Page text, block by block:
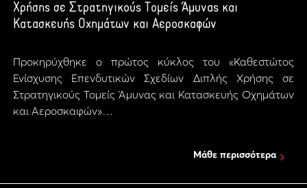
Χρήσης σε Στρατηγικούς Τομείς Άμυνας και
Κατασκευής Οχημάτων και Αεροσκαφών
Προκηρύχθηκε ο πρώτος κύκλος του «Καθεστώτος
Ενίσχυσης Επενδυτικών Σχεδίων Διπλής Χρήσης σε
Στρατηγικούς Τομείς Άμυνας και Κατασκευής Οχημάτων
και Αεροσκαφών»…
Μάθε περισσότερα